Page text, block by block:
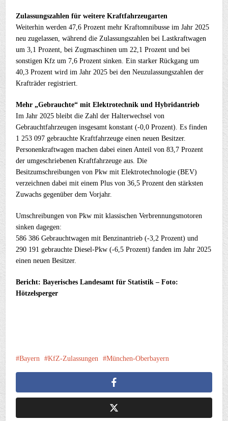
Zulassungszahlen für weitere Kraftfahrzeugarten
Weiterhin werden 47,6 Prozent mehr Kraftomnibusse im Jahr 2025
neu zugelassen, während die Zulassungszahlen bei Lastkraftwagen
um 3,1 Prozent, bei Zugmaschinen um 22,1 Prozent und bei
sonstigen Kfz um 7,6 Prozent sinken. Ein starker Rückgang um
40,3 Prozent wird im Jahr 2025 bei den Neuzulassungszahlen der
Krafträder registriert.
Mehr „Gebrauchte“ mit Elektrotechnik und Hybridantrieb
Im Jahr 2025 bleibt die Zahl der Halterwechsel von
Gebrauchtfahrzeugen insgesamt konstant (-0,0 Prozent). Es finden
1 253 097 gebrauchte Kraftfahrzeuge einen neuen Besitzer.
Personenkraftwagen machen dabei einen Anteil von 83,7 Prozent
der umgeschriebenen Kraftfahrzeuge aus. Die
Besitzumschreibungen von Pkw mit Elektrotechnologie (BEV)
verzeichnen dabei mit einem Plus von 36,5 Prozent den stärksten
Zuwachs gegenüber dem Vorjahr.
Umschreibungen von Pkw mit klassischen Verbrennungsmotoren
sinken dagegen:
586 386 Gebrauchtwagen mit Benzinantrieb (-3,2 Prozent) und
290 191 gebrauchte Diesel-Pkw (-6,5 Prozent) fanden im Jahr 2025
einen neuen Besitzer.
Bericht: Bayerisches Landesamt für Statistik – Foto:
Hötzelsperger
Bayern KfZ-Zulassungen München-Oberbayern